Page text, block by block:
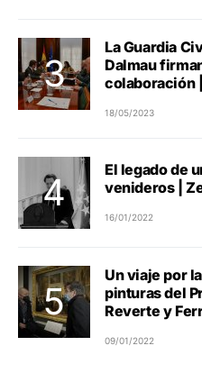
La Guardia
Dalmau
colaboración
18/05/2023
El legado de
venideros |
16/01/2022
Un viaje por
pinturas del
Reverte y
09/01/2022